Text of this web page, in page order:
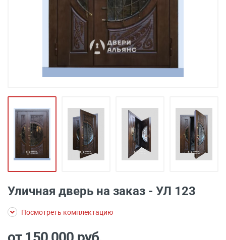
Уличная дверь на заказ - УЛ 123
Посмотреть комплектацию